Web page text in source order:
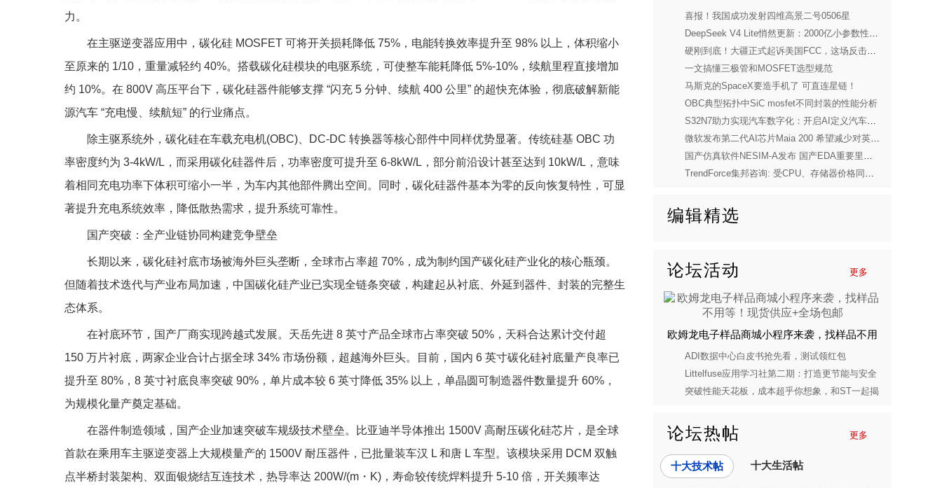
力。
在主驱逆变器应用中，碳化硅 MOSFET 可将开关损耗降低 75%，电能转换效率提升至 98% 以上，体积缩小
至原来的 1/10，重量减轻约 40%。搭载碳化硅模块的电驱系统，可使整车能耗降低 5%-10%，续航里程直接增加
约 10%。在 800V 高压平台下，碳化硅器件能够支撑 “闪充 5 分钟、续航 400 公里” 的超快充体验，彻底破解新能
源汽车 “充电慢、续航短” 的行业痛点。
除主驱系统外，碳化硅在车载充电机(OBC)、DC-DC 转换器等核心部件中同样优势显著。传统硅基 OBC 功
率密度约为 3-4kW/L，而采用碳化硅器件后，功率密度可提升至 6-8kW/L，部分前沿设计甚至达到 10kW/L，意味
着相同充电功率下体积可缩小一半，为车内其他部件腾出空间。同时，碳化硅器件基本为零的反向恢复特性，可显
著提升充电系统效率，降低散热需求，提升系统可靠性。
国产突破：全产业链协同构建竞争壁垒
长期以来，碳化硅衬底市场被海外巨头垄断，全球市占率超 70%，成为制约国产碳化硅产业化的核心瓶颈。
但随着技术迭代与产业布局加速，中国碳化硅产业已实现全链条突破，构建起从衬底、外延到器件、封装的完整生
态体系。
在衬底环节，国产厂商实现跨越式发展。天岳先进 8 英寸产品全球市占率突破 50%，天科合达累计交付超
150 万片衬底，两家企业合计占据全球 34% 市场份额，超越海外巨头。目前，国内 6 英寸碳化硅衬底量产良率已
提升至 80%，8 英寸衬底良率突破 90%，单片成本较 6 英寸降低 35% 以上，单晶圆可制造器件数量提升 60%，
为规模化量产奠定基础。
在器件制造领域，国产企业加速突破车规级技术壁垒。比亚迪半导体推出 1500V 高耐压碳化硅芯片，是全球
首款在乘用车主驱逆变器上大规模量产的 1500V 耐压器件，已批量装车汉 L 和唐 L 车型。该模块采用 DCM 双触
点半桥封装架构、双面银烧结互连技术，热导率达 200W/(m・K)，寿命较传统焊料提升 5-10 倍，开关频率达
喜报！我国成功发射四维高景二号0506星
DeepSeek V4 Lite悄然更新：2000亿小参数性能逼近美国顶流
硬刚到底！大疆正式起诉美国FCC，这场反击太解气
一文搞懂三极管和MOSFET选型规范
马斯克的SpaceX要造手机了 可直连星链！
OBC典型拓扑中SiC mosfet不同封装的性能分析
S32N7助力实现汽车数字化：开启AI定义汽车新时代
微软发布第二代AI芯片Maia 200 希望减少对英伟达依赖
国产仿真软件NESIM-A发布 国产EDA重要里程碑
TrendForce集邦咨询: 受CPU、存储器价格同步上涨压力，预估2026年第一季度笔电出货量将季减14.8%
编辑精选
更多
论坛活动
欧姆龙电子样品商城小程序来袭，找样品不用
等！现货供应+全场包邮
ADI数据中心白皮书抢先看，测试领红包
Littelfuse应用学习社第二期：打造更节能与安全
的消费电子电源解决方案
突破性能天花板，成本超乎你想象，和ST一起揭
更多
论坛热帖
十大技术帖 十大生活帖